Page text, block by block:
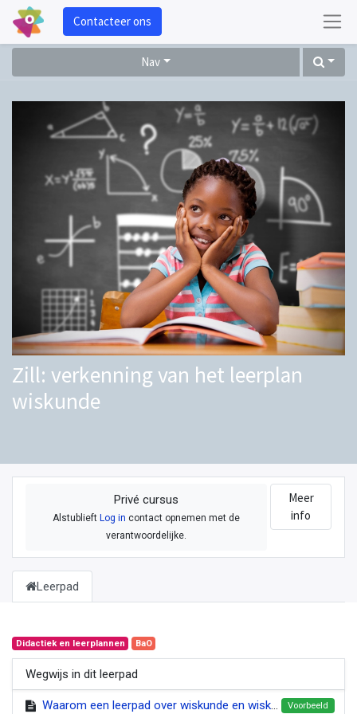
Contacteer ons
Nav
Zill: verkenning van het leerplan
wiskunde
Privé cursus
AlstublieftLog in contact opnemen met de
verantwoordelijke.
Meer
info
Leerpad
Didactiek en leerplannen BaO
Wegwijs in dit leerpad
Waarom een leerpad over wiskunde en wiskundig denken? Voorbeeld